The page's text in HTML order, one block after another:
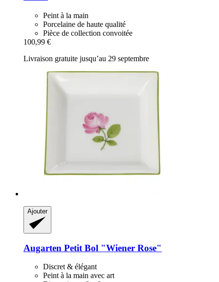
Peint à la main
Porcelaine de haute qualité
Pièce de collection convoitée
100,99 €
Livraison gratuite jusqu’au 29 septembre
Ajouter
Augarten Petit Bol "Wiener Rose"
Discret & élégant
Peint à la main avec art